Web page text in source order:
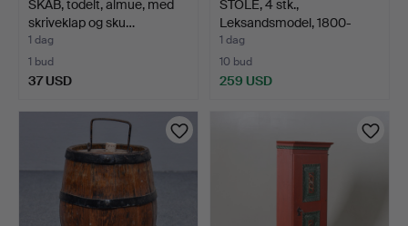
SKAB, todelt, almue, med
skriveklap og sku…
1 dag
1 bud
37 USD
STOLE, 4 stk.,
Leksandsmodel, 1800-
tallet.
1 dag
10 bud
259 USD